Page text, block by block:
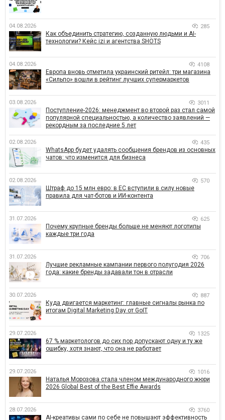
04.08.2026 285
Как объединить стратегию, созданную людьми и AI-
технологии? Кейс izi и агентства SHOTS
04.08.2026 4108
Европа вновь отметила украинский ритейл: три магазина
«Сильпо» вошли в рейтинг лучших супермаркетов
03.08.2026 3011
Поступление-2026: менеджмент во второй раз стал самой
популярной специальностью, а количество заявлений —
рекордным за последние 5 лет
02.08.2026 435
WhatsApp будет удалять сообщения брендов из основных
чатов: что изменится для бизнеса
02.08.2026 570
Штраф до 15 млн евро: в ЕС вступили в силу новые
правила для чат-ботов и ИИ-контента
31.07.2026 625
Почему крупные бренды больше не меняют логотипы
каждые три года
31.07.2026 706
Лучшие рекламные кампании первого полугодия 2026
года: какие бренды задавали тон в отрасли
30.07.2026 887
Куда двигается маркетинг: главные сигналы рынка по
итогам Digital Marketing Day от GoIT
29.07.2026 1325
67 % маркетологов до сих пор допускают одну и ту же
ошибку, хотя знают, что она не работает
29.07.2026 1016
Наталья Морозова стала членом международного жюри
2026 Global Best of the Best Effie Awards
28.07.2026 3760
AI-креативы сами по себе не повышают эффективность